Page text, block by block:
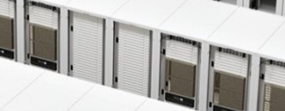
（ Data Processing Unit ，資料處理器）
NVIDIA 執行長黃仁勳在本月早些時候的一